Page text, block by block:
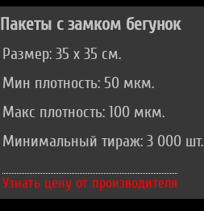
Пакеты с замком бегунок
Размер: 35 х 35 см.
Мин плотность: 50 мкм.
Макс плотность: 100 мкм.
Минимальный тираж: 3 000 шт.
Узнать цену от производителя